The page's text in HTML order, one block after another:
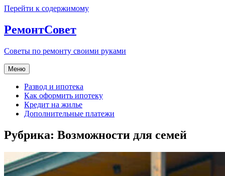
Перейти к содержимому
РемонтСовет
Советы по ремонту своими руками
Меню
Развод и ипотека
Как оформить ипотеку
Кредит на жилье
Дополнительные платежи
Рубрика: Возможности для семей